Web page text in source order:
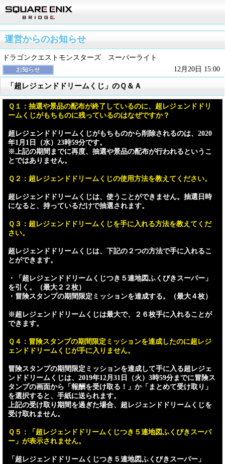
運営からのお知らせ
ドラゴンクエストモンスターズ スーパーライト
お知らせ 12月20日 15:00
「超レジェンドドリームくじ」のＱ＆Ａ
Ｑ１：抽選や景品の配布が終了しているのに、超レジェンドドリ
ームくじがもちものに残っているのはなぜですか？
超レジェンドドリームくじがもちものから削除されるのは、2020
年1月1日（水）23時59分です。
※上記の期間までに再度、抽選や景品の配布が行われるというこ
とではありません。
Ｑ２：超レジェンドドリームくじの使用方法を教えてください。
超レジェンドドリームくじは、使うことができません。抽選日時
になると、持っているだけで抽選されます。
Ｑ３：超レジェンドドリームくじを手に入れる方法を教えてくだ
さい。
超レジェンドドリームくじは、下記の２つの方法で手に入れるこ
とができます。
・「超レジェンドドリームくじつき５連地図ふくびきスーパー」
を引く。（最大２２枚）
・冒険スタンプの期間限定ミッションを達成する。（最大４枚）
※超レジェンドドリームくじは最大で、２６枚手に入れることが
できます。
Ｑ４：冒険スタンプの期間限定ミッションを達成したのに超レジ
ェンドドリームくじが手に入りません。
冒険スタンプの期間限定ミッションを達成して手に入る超レジェ
ンドドリームくじは、2019年12月31日（火）3時59分までに冒険ス
タンプの画面から「報酬を受け取る！」か「まとめて受け取り」
を選択すると、手紙に送られます。
上記の受け取り期間を過ぎた場合、超レジェンドドリームくじを
受け取れません。
Ｑ５：「超レジェンドドリームくじつき５連地図ふくびきスーパ
ー」が表示されません。
「超レジェンドドリームくじつき５連地図ふくびきスーパー」